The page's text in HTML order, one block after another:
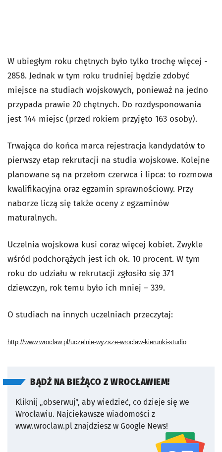
W ubiegłym roku chętnych było tylko trochę więcej -
2858. Jednak w tym roku trudniej będzie zdobyć
miejsce na studiach wojskowych, ponieważ na jedno
przypada prawie 20 chętnych. Do rozdysponowania
jest 144 miejsc (przed rokiem przyjęto 163 osoby).
Trwająca do końca marca rejestracja kandydatów to
pierwszy etap rekrutacji na studia wojskowe. Kolejne
planowane są na przełom czerwca i lipca: to rozmowa
kwalifikacyjna oraz egzamin sprawnościowy. Przy
naborze liczą się także oceny z egzaminów
maturalnych.
Uczelnia wojskowa kusi coraz więcej kobiet. Zwykle
wśród podchorążych jest ich ok. 10 procent. W tym
roku do udziału w rekrutacji zgłosiło się 371
dziewczyn, rok temu było ich mniej – 339.
O studiach na innych uczelniach przeczytaj:
http://www.wroclaw.pl/uczelnie-wyzsze-wroclaw-kierunki-studio
BĄDŹ NA BIEŻĄCO Z WROCŁAWIEM!
Kliknij „obserwuj”, aby wiedzieć, co dzieje się we
Wrocławiu. Najciekawsze wiadomości z
www.wroclaw.pl znajdziesz w Google News!